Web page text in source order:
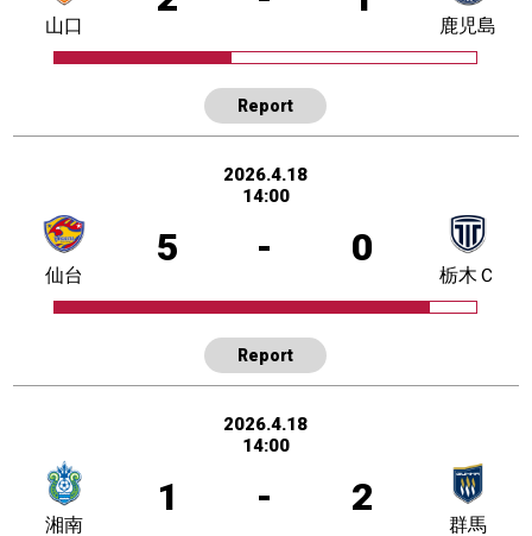
山口 鹿児島
Report
2026.4.18
14:00
5 - 0
仙台 栃木Ｃ
Report
2026.4.18
14:00
1 - 2
湘南 群馬